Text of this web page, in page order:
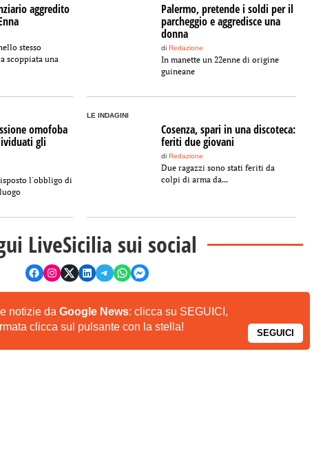
aggredito
stesso
scoppiata una
Palermo, pretende i soldi per il
parcheggio e aggredisce una
donna
diRedazione
In manette un 22enne di origine
guineane
omofoba
gli
l'obbligo di
LE INDAGINI
Cosenza, spari in una discoteca:
feriti due giovani
diRedazione
Due ragazzi sono stati feriti da
colpi di arma da...
LiveSicilia sui social
notizie da Google News: clicca su SEGUICI,
clicca sul pulsante con la stella!
SEGUICI